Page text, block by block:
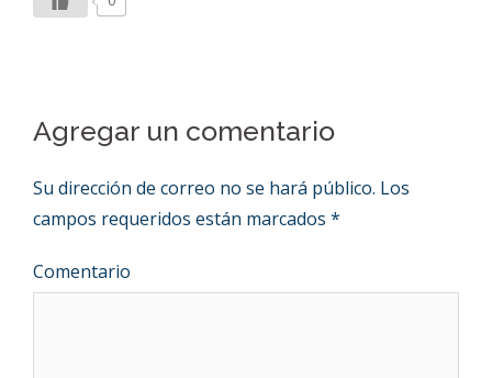
Agregar un comentario
Su dirección de correo no se hará público. Los
campos requeridos están marcados *
Comentario